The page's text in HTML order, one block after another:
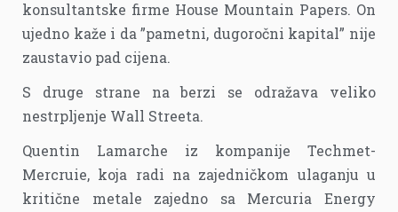
konsultantske firme House Mountain Papers. On
ujedno kaže i da ”pametni, dugoročni kapital” nije
zaustavio pad cijena.
S druge strane na berzi se odražava veliko
nestrpljenje Wall Streeta.
Quentin Lamarche iz kompanije Techmet-
Mercruie, koja radi na zajedničkom ulaganju u
kritične metale zajedno sa Mercuria Energy